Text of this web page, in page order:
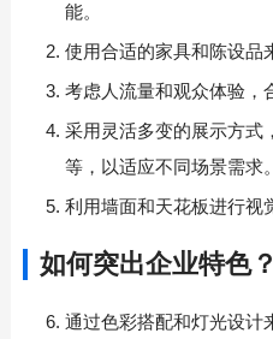
能。
使用合适的家具和陈设品
考虑人流量和观众体验，
采用灵活多变的展示方式
等，以适应不同场景需求。
利用墙面和天花板进行视
如何突出企业特色？
通过色彩搭配和灯光设计